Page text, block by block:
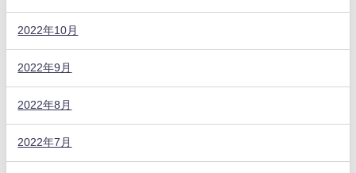
2022年10月
2022年9月
2022年8月
2022年7月